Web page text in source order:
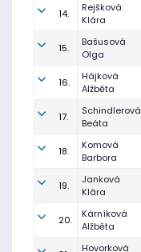
14.
Rejšková
Klára
15.
Bašusová
Olga
16.
Hájková
Alžběta
17.
Schindlerová
Beáta
18.
Komová
Barbora
19.
Janková
Klára
20.
Kárníková
Alžběta
Hovorková